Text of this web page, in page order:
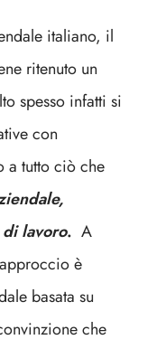
italiano, il
ritenuto un
spesso infatti si
con
a tutto ciò che
lavoro. A
è
basata su
che